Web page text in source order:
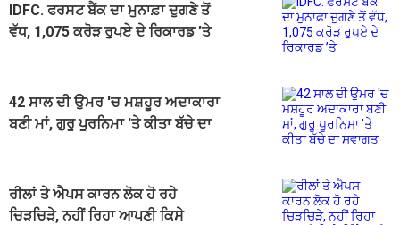
IDFC. ਫਰਸਟ ਬੈਂਕ ਦਾ ਮੁਨਾਫ਼ਾ ਦੁਗਣੇ ਤੋਂ
ਵੱਧ, 1,075 ਕਰੋੜ ਰੁਪਏ ਦੇ ਰਿਕਾਰਡ ’ਤੇ
42 ਸਾਲ ਦੀ ਉਮਰ 'ਚ ਮਸ਼ਹੂਰ ਅਦਾਕਾਰਾ
ਬਣੀ ਮਾਂ, ਗੁਰੂ ਪੂਰਨਿਮਾ 'ਤੇ ਕੀਤਾ ਬੱਚੇ ਦਾ
ਰੀਲਾਂ ਤੇ ਐਪਸ ਕਾਰਨ ਲੋਕ ਹੋ ਰਹੇ
ਚਿੜਚਿੜੇ, ਨਹੀਂ ਰਿਹਾ ਆਪਣੀ ਕਿਸੇ